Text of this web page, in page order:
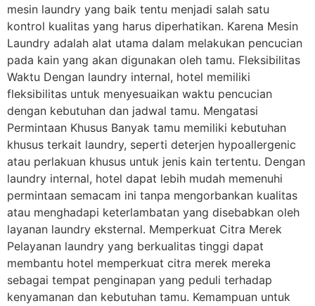
mesin laundry yang baik tentu menjadi salah satu
kontrol kualitas yang harus diperhatikan. Karena Mesin
Laundry adalah alat utama dalam melakukan pencucian
pada kain yang akan digunakan oleh tamu. Fleksibilitas
Waktu Dengan laundry internal, hotel memiliki
fleksibilitas untuk menyesuaikan waktu pencucian
dengan kebutuhan dan jadwal tamu. Mengatasi
Permintaan Khusus Banyak tamu memiliki kebutuhan
khusus terkait laundry, seperti deterjen hypoallergenic
atau perlakuan khusus untuk jenis kain tertentu. Dengan
laundry internal, hotel dapat lebih mudah memenuhi
permintaan semacam ini tanpa mengorbankan kualitas
atau menghadapi keterlambatan yang disebabkan oleh
layanan laundry eksternal. Memperkuat Citra Merek
Pelayanan laundry yang berkualitas tinggi dapat
membantu hotel memperkuat citra merek mereka
sebagai tempat penginapan yang peduli terhadap
kenyamanan dan kebutuhan tamu. Kemampuan untuk